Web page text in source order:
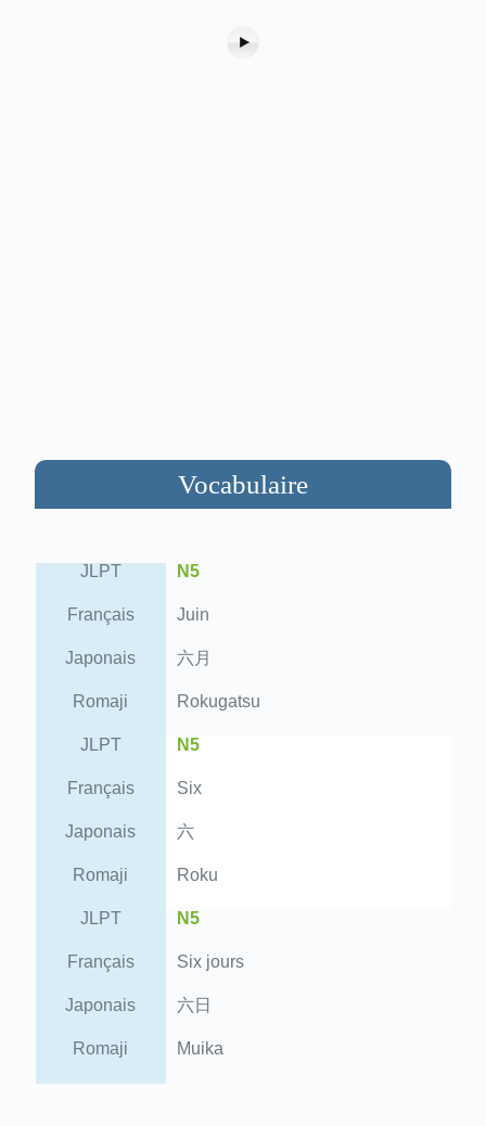
Vocabulaire
JLPT N5
Français Juin
Japonais 六月
Romaji Rokugatsu
JLPT N5
Français Six
Japonais 六
Romaji Roku
JLPT N5
Français Six jours
Japonais 六日
Romaji Muika